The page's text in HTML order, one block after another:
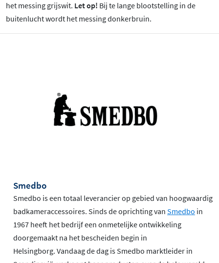
het messing grijswit. Let op! Bij te lange blootstelling in de
buitenlucht wordt het messing donkerbruin.
Smedbo
Smedbo is een totaal leverancier op gebied van hoogwaardig
badkameraccessoires. Sinds de oprichting van Smedbo in
1967 heeft het bedrijf een onmetelijke ontwikkeling
doorgemaakt na het bescheiden begin in
Helsingborg. Vandaag de dag is Smedbo marktleider in